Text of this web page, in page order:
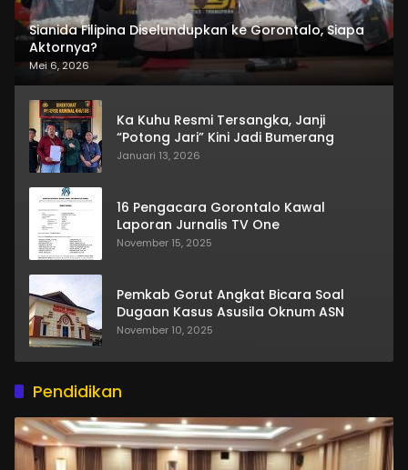
Sianida Filipina Diselundupkan ke Gorontalo, Siapa
Aktornya?
Mei 6, 2026
Ka Kuhu Resmi Tersangka, Janji
“Potong Jari” Kini Jadi Bumerang
Januari 13, 2026
16 Pengacara Gorontalo Kawal
Laporan Jurnalis TV One
November 15, 2025
Pemkab Gorut Angkat Bicara Soal
Dugaan Kasus Asusila Oknum ASN
November 10, 2025
Pendidikan